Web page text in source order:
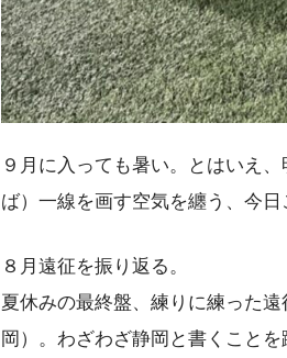
９月に入っても暑い。とはいえ
ば）一線を画す空気を纏う、今日
８月遠征を振り返る。
夏休みの最終盤、練りに練った
岡）。わざわざ静岡と書くこと